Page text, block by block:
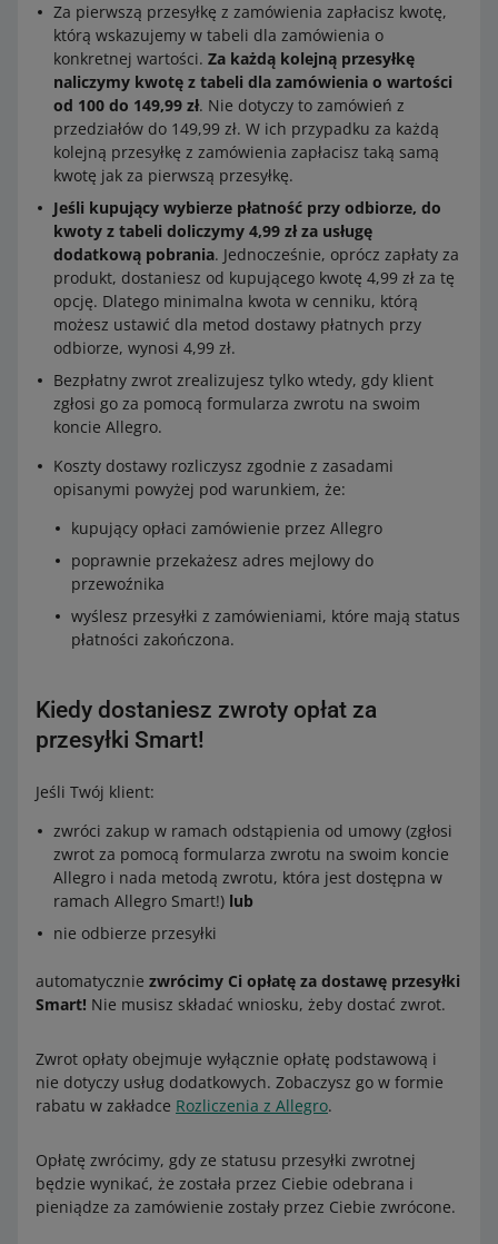
Za pierwszą przesyłkę z zamówienia zapłacisz kwotę,
którą wskazujemy w tabeli dla zamówienia o
konkretnej wartości. Za każdą kolejną przesyłkę
naliczymy kwotę z tabeli dla zamówienia o wartości
od 100 do 149,99 zł. Nie dotyczy to zamówień z
przedziałów do 149,99 zł. W ich przypadku za każdą
kolejną przesyłkę z zamówienia zapłacisz taką samą
kwotę jak za pierwszą przesyłkę.
Jeśli kupujący wybierze płatność przy odbiorze, do
kwoty z tabeli doliczymy 4,99 zł za usługę
dodatkową pobrania. Jednocześnie, oprócz zapłaty za
produkt, dostaniesz od kupującego kwotę 4,99 zł za tę
opcję. Dlatego minimalna kwota w cenniku, którą
możesz ustawić dla metod dostawy płatnych przy
odbiorze, wynosi 4,99 zł.
Bezpłatny zwrot zrealizujesz tylko wtedy, gdy klient
zgłosi go za pomocą formularza zwrotu na swoim
koncie Allegro.
Koszty dostawy rozliczysz zgodnie z zasadami
opisanymi powyżej pod warunkiem, że:
kupujący opłaci zamówienie przez Allegro
poprawnie przekażesz adres mejlowy do
przewoźnika
wyślesz przesyłki z zamówieniami, które mają status
płatności zakończona.
Kiedy dostaniesz zwroty opłat za
przesyłki Smart!
Jeśli Twój klient:
zwróci zakup w ramach odstąpienia od umowy (zgłosi
zwrot za pomocą formularza zwrotu na swoim koncie
Allegro i nada metodą zwrotu, która jest dostępna w
ramach Allegro Smart!) lub
nie odbierze przesyłki
automatycznie zwrócimy Ci opłatę za dostawę przesyłki
Smart! Nie musisz składać wniosku, żeby dostać zwrot.
Zwrot opłaty obejmuje wyłącznie opłatę podstawową i
nie dotyczy usług dodatkowych. Zobaczysz go w formie
rabatu w zakładce Rozliczenia z Allegro.
Opłatę zwrócimy, gdy ze statusu przesyłki zwrotnej
będzie wynikać, że została przez Ciebie odebrana i
pieniądze za zamówienie zostały przez Ciebie zwrócone.